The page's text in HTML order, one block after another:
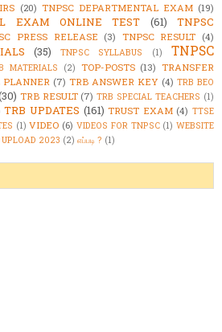
(20) TNPSC DEPARTMENTAL EXAM (19)
EXAM ONLINE TEST (61)
TNPSC
PRESS RELEASE (3) TNPSC RESULT (4)
(35) TNPSC SYLLABUS (1)
TNPSC
MATERIALS (2) TOP-POSTS (13) TRANSFER
(7) TRB ANSWER KEY (4) TRB BEO
TRB RESULT (7) TRB SPECIAL TEACHERS (1)
TRB UPDATES (161) TRUST EXAM (4) TTSE
(1) VIDEO (6) VIDEOS FOR TNPSC (1) WEBSITE
2023 (2) எப்படி ? (1)